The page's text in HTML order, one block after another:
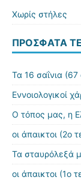
Χωρίς στήλες
ΠΡΌΣΦΑΤΑ
Τα 16 σαΐνια (67
Εννοιολογικοί
Ο τόπος μας, η
οι άπαικτοι (2ο
Τα σταυρόλεξά
οι άπαικτοι (1ο